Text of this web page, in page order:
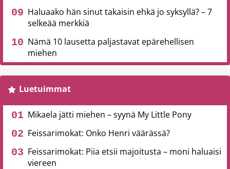
Haluaako hän sinut takaisin ehkä jo syksyllä? – 7
selkeää merkkiä
Nämä 10 lausetta paljastavat epärehellisen
miehen
Luetuimmat
Mikaela jätti miehen – syynä My Little Pony
Feissarimokat: Onko Henri väärässä?
Feissarimokat: Piia etsii majoitusta – moni haluaisi
viereen